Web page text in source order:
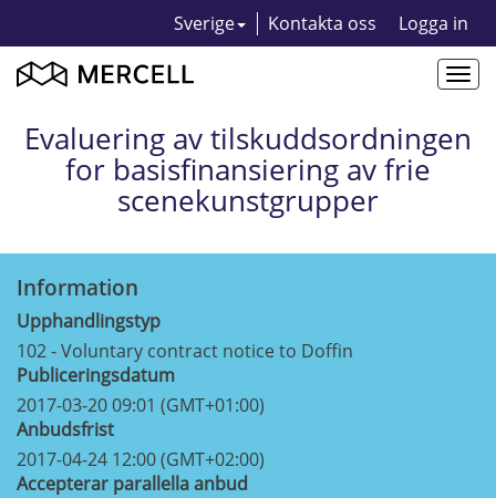
Sverige Kontakta oss Logga in
Evaluering av tilskuddsordningen
for basisfinansiering av frie
scenekunstgrupper
Information
Upphandlingstyp
102 - Voluntary contract notice to Doffin
Publiceringsdatum
2017-03-20 09:01 (GMT+01:00)
Anbudsfrist
2017-04-24 12:00 (GMT+02:00)
Accepterar parallella anbud